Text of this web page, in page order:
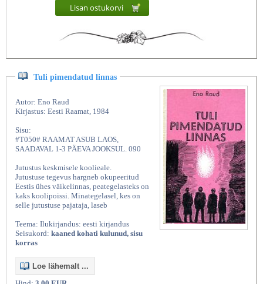
Lisan ostukorvi
Tuli pimendatud linnas
Autor: Eno Raud
Kirjastus: Eesti Raamat, 1984
Sisu:
#T050# RAAMAT ASUB LAOS,
SAADAVAL 1-3 PÄEVA JOOKSUL. 090
Jutustus keskmisele koolieale.
Jutustuse tegevus hargneb okupeeritud
Eestis ühes väikelinnas, peategelasteks on
kaks koolipoissi. Minategelasel, kes on
selle jutustuse pajataja, laseb
Teema: Ilukirjandus: eesti kirjandus
Seisukord: kaaned kohati kulunud, sisu
korras
Loe lähemalt ...